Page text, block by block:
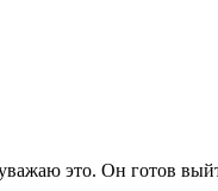
это. Он готов